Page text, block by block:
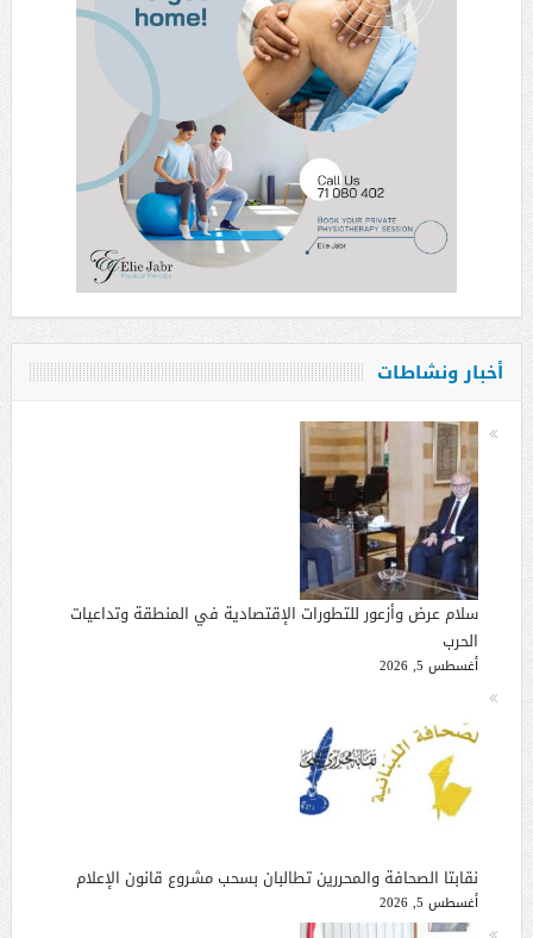
أخبار ونشاطات
سلام عرض وأزعور للتطورات الإقتصادية في المنطقة وتداعيات
الحرب
أغسطس 5, 2026
نقابتا الصحافة والمحررين تطالبان بسحب مشروع قانون الإعلام
أغسطس 5, 2026